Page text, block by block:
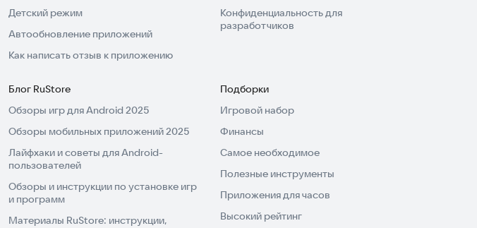
Детский режим
Автообновление приложений
Как написать отзыв к приложению
Конфиденциальность для
разработчиков
Блог RuStore
Обзоры игр для Android 2025
Обзоры мобильных приложений 2025
Лайфхаки и советы для Android-
пользователей
Обзоры и инструкции по установке игр
и программ
Материалы RuStore: инструкции,
Подборки
Игровой набор
Финансы
Самое необходимое
Полезные инструменты
Приложения для часов
Высокий рейтинг